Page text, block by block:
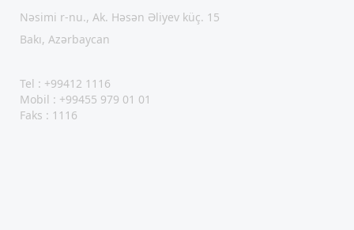
Nəsimi r-nu., Ak. Həsən Əliyev küç. 15
Bakı, Azərbaycan
Tel : +99412 1116
Mobil : +99455 979 01 01
Faks : 1116